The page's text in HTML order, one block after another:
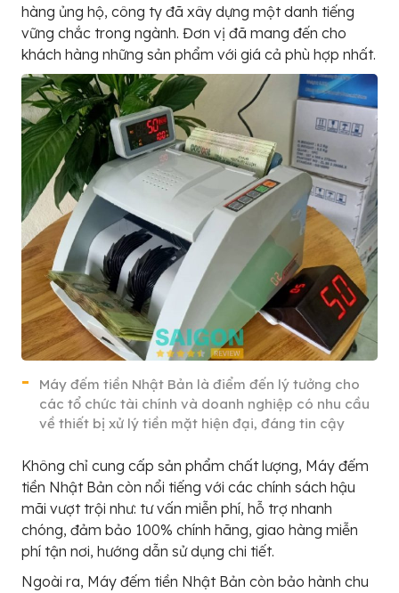
hàng ủng hộ, công ty đã xây dựng một danh tiếng
vững chắc trong ngành. Đơn vị đã mang đến cho
khách hàng những sản phẩm với giá cả phù hợp nhất.
Máy đếm tiền Nhật Bản là điểm đến lý tưởng cho
các tổ chức tài chính và doanh nghiệp có nhu cầu
về thiết bị xử lý tiền mặt hiện đại, đáng tin cậy
Không chỉ cung cấp sản phẩm chất lượng, Máy đếm
tiền Nhật Bản còn nổi tiếng với các chính sách hậu
mãi vượt trội như: tư vấn miễn phí, hỗ trợ nhanh
chóng, đảm bảo 100% chính hãng, giao hàng miễn
phí tận nơi, hướng dẫn sử dụng chi tiết.
Ngoài ra, Máy đếm tiền Nhật Bản còn bảo hành chu